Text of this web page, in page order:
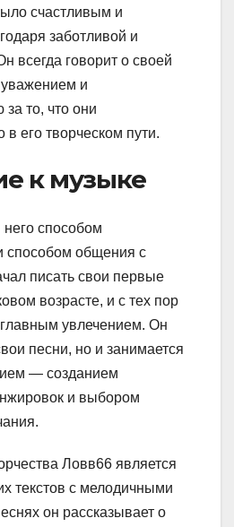
счастливым и
заботливой и
всегда говорит о своей
и
за то, что они
в его творческом пути.
к музыке
способом
способом общения с
писать свои первые
возрасте, и с тех пор
увлечением. Он
песни, но и занимается
— созданием
и выбором
Ловв66 является
текстов с мелодичными
он рассказывает о